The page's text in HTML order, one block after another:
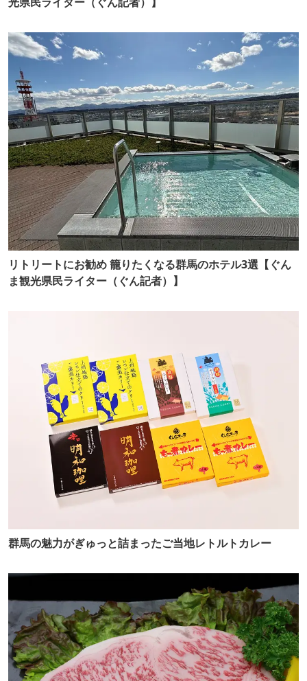
リトリートにお勧め 籠りたくなる群馬のホテル3選【ぐん
ま観光県民ライター（ぐん記者）】
群馬の魅力がぎゅっと詰まったご当地レトルトカレー